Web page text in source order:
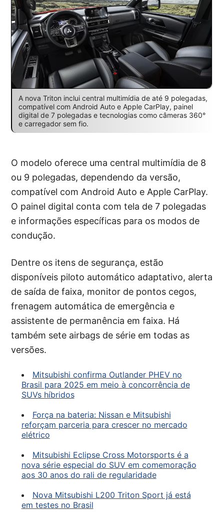
A nova Triton inclui central multimídia de até 9 polegadas,
compatível com Android Auto e Apple CarPlay, painel
digital de 7 polegadas e tecnologias como câmeras 360°
e carregador sem fio.
O modelo oferece uma central multimídia de 8
ou 9 polegadas, dependendo da versão,
compatível com Android Auto e Apple CarPlay.
O painel digital conta com tela de 7 polegadas
e informações específicas para os modos de
condução.
Dentre os itens de segurança, estão
disponíveis piloto automático adaptativo, alerta
de saída de faixa, monitor de pontos cegos,
frenagem automática de emergência e
assistente de permanência em faixa. Há
também sete airbags de série em todas as
versões.
Mitsubishi confirma Outlander PHEV no
Brasil para 2025 em meio à concorrência de
SUVs híbridos
Força na bateria: Nissan e Mitsubishi
reforçam parceria para crescer no mercado
elétrico
Mitsubishi Eclipse Cross Motorsports é a
nova série especial do SUV em comemoração
aos 30 anos do rali de regularidade
Nova Mitsubishi L200 Triton Sport já está
em testes no Brasil